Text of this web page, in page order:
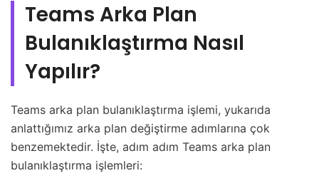
Teams Arka Plan
Bulanıklaştırma Nasıl
Yapılır?
Teams arka plan bulanıklaştırma işlemi, yukarıda
anlattığımız arka plan değiştirme adımlarına çok
benzemektedir. İşte, adım adım Teams arka plan
bulanıklaştırma işlemleri: